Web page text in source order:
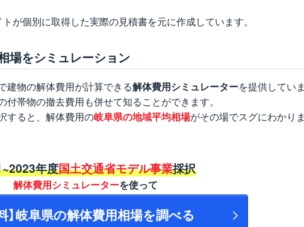
が個別に取得した実際の見積書を元に作成しています。
場をシミュレーション
建物の解体費用が計算できる解体費用シミュレーターを提供していま
帯物の撤去費用も併せて知ることができます。
すると、解体費用の岐阜県の地域平均相場がその場でスグにわかりま
年度国土交通省モデル事業採択
解体費用シミュレーターを使って
】岐阜県の解体費用相場を調べる